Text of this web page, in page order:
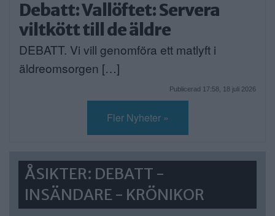
Debatt: Vallöftet: Servera
viltkött till de äldre
DEBATT. Vi vill genomföra ett matlyft i
äldreomsorgen […]
Publicerad 17:58, 18 juli 2026
Fler Nyheter »
ÅSIKTER: DEBATT -
INSÄNDARE - KRÖNIKOR